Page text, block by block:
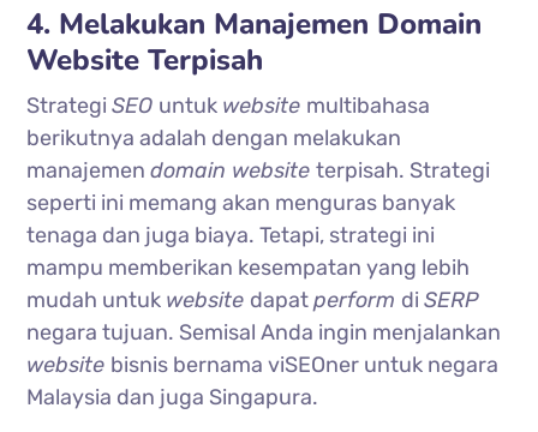
4. Melakukan Manajemen Domain
Website Terpisah
StrategiSEO untuk website multibahasa
berikutnya adalah dengan melakukan
manajemendomain websiteterpisah. Strategi
seperti ini memang akan menguras banyak
tenaga dan juga biaya. Tetapi, strategi ini
mampu memberikan kesempatan yang lebih
mudah untuk website dapatperform diSERP
negara tujuan. Semisal Anda ingin menjalankan
website bisnis bernama viSEOner untuk negara
Malaysia dan juga Singapura.